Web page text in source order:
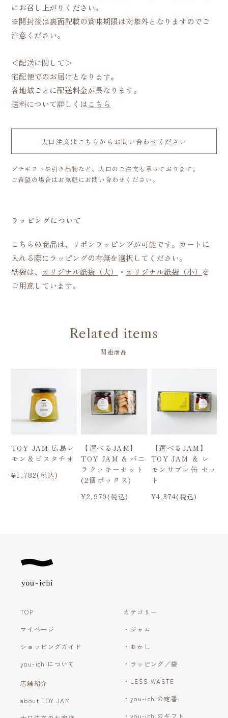
にお召し上がりください。
※開封後は裏面記載の賞味期限は対象外となりますのでご
注意ください。
＜配送に関して＞
宅配便でのお届けとなります。
各地域ごとに配送料金が異なります。
送料について詳しくはこちら
大口注文はこちらからお問い合わせください
プチギフトや引き出物など、大口のご注文も承っております。
ご希望の場合はお気軽にお問い合わせください。
ラッピングについて
こちらの商品は、リボンラッピングが可能です。カートに
入れる際にラッピングの有無を選択してください。
紙袋は、 オリジナル紙袋（大） ・ オリジナル紙袋（小） を
ご用意しています。
Related items
関連商品
TOY JAM 広島レ
モン＆ピスタチオ
¥1,782(税込)
【選べるJAM】
TOY JAM & バニ
ラクッキーセット
(2個ボックス)
¥2,970(税込)
【選べるJAM】
TOY JAM ＆ レ
モンサブレ缶 セッ
ト
¥4,374(税込)
TOP
マイページ
ショッピングガイド
you-ichiについて
カテゴリー
・ジャム
・おかし
・ラッピング／袋
・LESS WASTE
・you-ichiの定番
・you-ichiのギフト
店舗紹介
about TOY JAM